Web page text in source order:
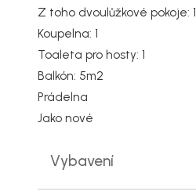
Z toho dvoulůžkové pokoje: 1
Koupelna: 1
Toaleta pro hosty: 1
Balkón: 5m2
Prádelna
Jako nové
Vybavení